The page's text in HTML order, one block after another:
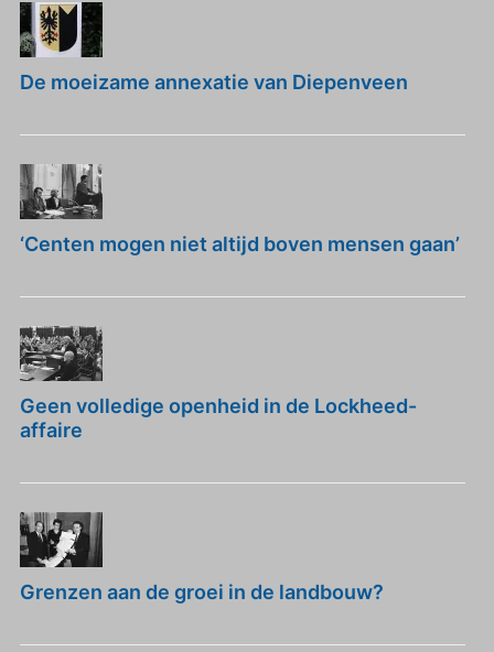
De moeizame annexatie van Diepenveen
‘Centen mogen niet altijd boven mensen gaan’
Geen volledige openheid in de Lockheed-
affaire
Grenzen aan de groei in de landbouw?